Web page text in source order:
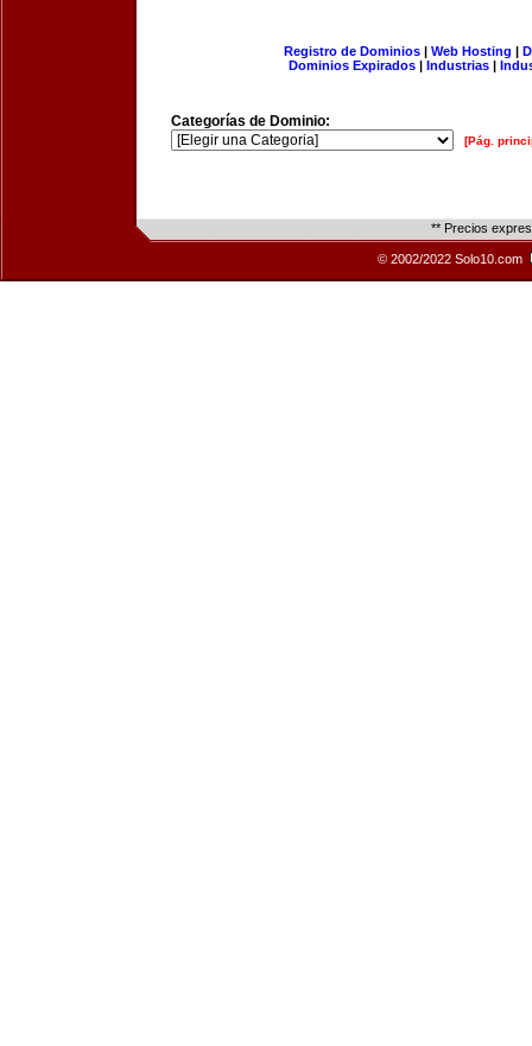
Registro de Dominios| Web Hosting |
Dominios Expirados | Industrias |
Categorías de Dominio:
[Pág.
** Precios
© 2002/2022 Solo10.com